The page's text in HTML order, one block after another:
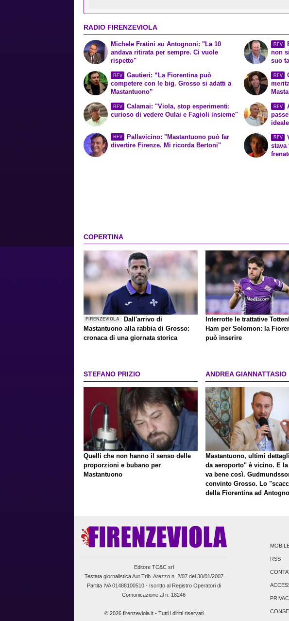
RADIO FIRENZEVIOLA
Michele Fratini su Antognoni: "La 10
andava ritirata per sempre. Ci vuole
rispetto"
RFV
Gautieri: “La Fiorentina può
competere con le big. Grosso si adatti a
Mastantuono”
RFV
non
suo
RFV
RFV
Calamai: "Viola, stop esperimenti:
curioso di vedere Oulai e Fagioli insieme"
RFV
Pallavicino: "Mastantuono può far
divertire Firenze. Mi ricorda Bertoni"
RFV
RFV
COPERTINA
FIRENZEVIOLA
Dall'arrivo di
Mastantuono alla rabbia di Grosso:
cronaca di una giornata storica
Interrotte le trattative
Ham per Solomon: la
può inserire
STEFANO PRIZIO
Quelli che non hanno il senso delle
proporzioni e bubano per
Mastantuono
ANDREA GIANNATTASIO
Mastantuono, ultimi
da aeroporto" è vicino. E
va bene così.
convinto Grosso. Lo
della Fiorentina ad
Editore TC&C srl
Testata giornalistica Aut.Trib. Arezzo n. 2/07 del 30/01/2007
Partita IVA 01488100510 - Iscritto al Registro Operatori di
Comunicazione al n. 18246
© 2026 firenzeviola.it - Tutti i diritti riservati
RSS